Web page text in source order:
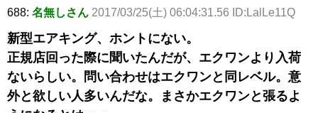
688: 名無しさん 2017/03/25(土) 06:04:31.56 ID:LalLe11Q
新型エアキング、ホントにない。
正規店回った際に聞いたんだが、エクワンより入荷
ないらしい。問い合わせはエクワンと同レベル。意
外と欲しい人多いんだな。まさかエクワンと張るよ